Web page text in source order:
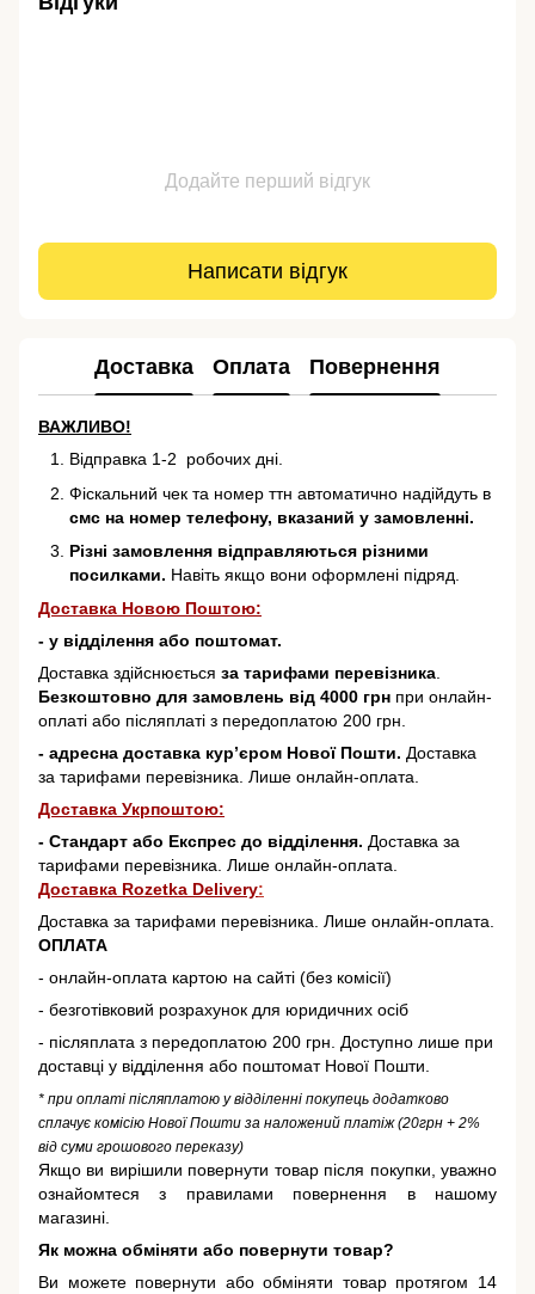
Додайте перший відгук
Написати відгук
Доставка Оплата Повернення
ВАЖЛИВО!
Відправка 1-2 робочих дні.
Фіскальний чек та номер ттн автоматично надійдуть в
смс на номер телефону, вказаний у замовленні.
Різні замовлення відправляються різними
посилками. Навіть якщо вони оформлені підряд.
Доставка Новою Поштою:
- у відділення або поштомат.
Доставка здійснюється за тарифами перевізника.
Безкоштовно для замовлень від 4000 грн при онлайн-
оплаті або післяплаті з передоплатою 200 грн.
- адресна доставка кур’єром Нової Пошти. Доставка
за тарифами перевізника. Лише онлайн-оплата.
Доставка Укрпоштою:
- Стандарт або Експрес до відділення. Доставка за
тарифами перевізника. Лише онлайн-оплата.
Доставка Rozetka Delivery:
Доставка за тарифами перевізника. Лише онлайн-оплата.
ОПЛАТА
- онлайн-оплата картою на сайті (без комісії)
- безготівковий розрахунок для юридичних осіб
- післяплата з передоплатою 200 грн. Доступно лише при
доставці у відділення або поштомат Нової Пошти.
* при оплаті післяплатою у відділенні покупець додатково
сплачує комісію Нової Пошти за наложений платіж (20грн + 2%
від суми грошового переказу)
Якщо ви вирішили повернути товар після покупки, уважно
ознайомтеся з правилами повернення в нашому
магазині.
Як можна обміняти або повернути товар?
Ви можете повернути або обміняти товар протягом 14